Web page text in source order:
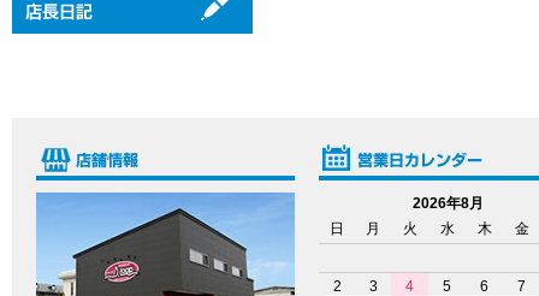
2026年8月
日
月 火 水 木 金
2 3 4 5 6
7